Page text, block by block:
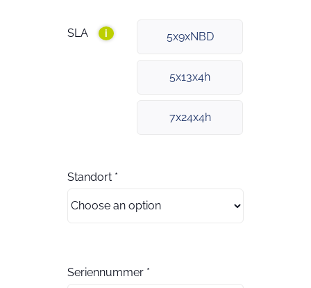
SLA i 5x9xNBD
5x13x4h
7x24x4h
Standort *
Seriennummer *